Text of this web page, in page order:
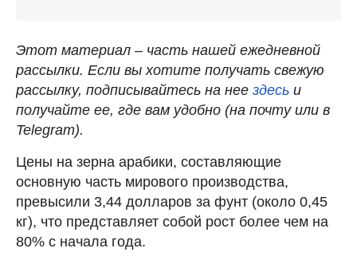
Этот материал – часть нашей ежедневной
рассылки. Если вы хотите получать свежую
рассылку, подписывайтесь на нее здесь и
получайте ее, где вам удобно (на почту или в
Telegram).
Цены на зерна арабики, составляющие
основную часть мирового производства,
превысили 3,44 долларов за фунт (около 0,45
кг), что представляет собой рост более чем на
80% с начала года.